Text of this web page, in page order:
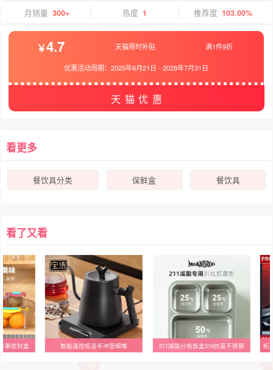
月销量 300+ 热度 1 推荐度 103.00%
4.7 天猫限时补贴 满1件9折
优惠活动周期：2025年6月21日 -2028年7月31日
天猫优惠
看更多
餐饮具分类 保鲜盒 餐饮具
看了又看
果密封盒 智能温控恒温手冲壶细嘴 211减脂分格饭盒316抗菌不锈钢 柜